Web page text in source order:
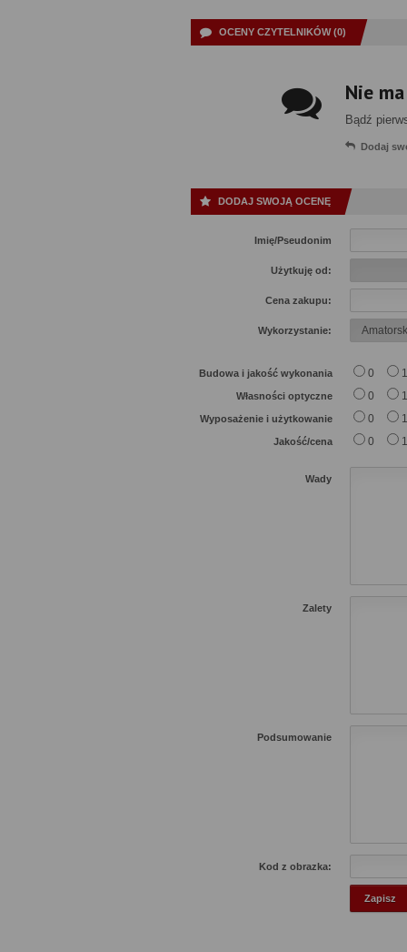
OCENY CZYTELNIKÓW (0)
Nie
Bądź
Dodaj
DODAJ SWOJĄ OCENĘ
Imię/Pseudonim
Użytkuję od:
Cena zakupu:
Wykorzystanie:
Budowa i jakość wykonania 0 1
Własności optyczne 0 1
Wyposażenie i użytkowanie 0 1
Jakość/cena 0 1
Wady
Zalety
Podsumowanie
Kod z obrazka: